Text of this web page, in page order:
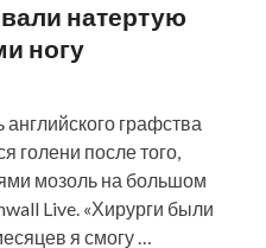
натертую
ногу
графства
голени после того,
мозоль на большом
Live. «Хирурги были
я смогу …